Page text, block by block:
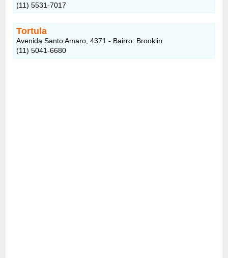
(11) 5531-7017
Tortula
Avenida Santo Amaro, 4371 - Bairro: Brooklin
(11) 5041-6680